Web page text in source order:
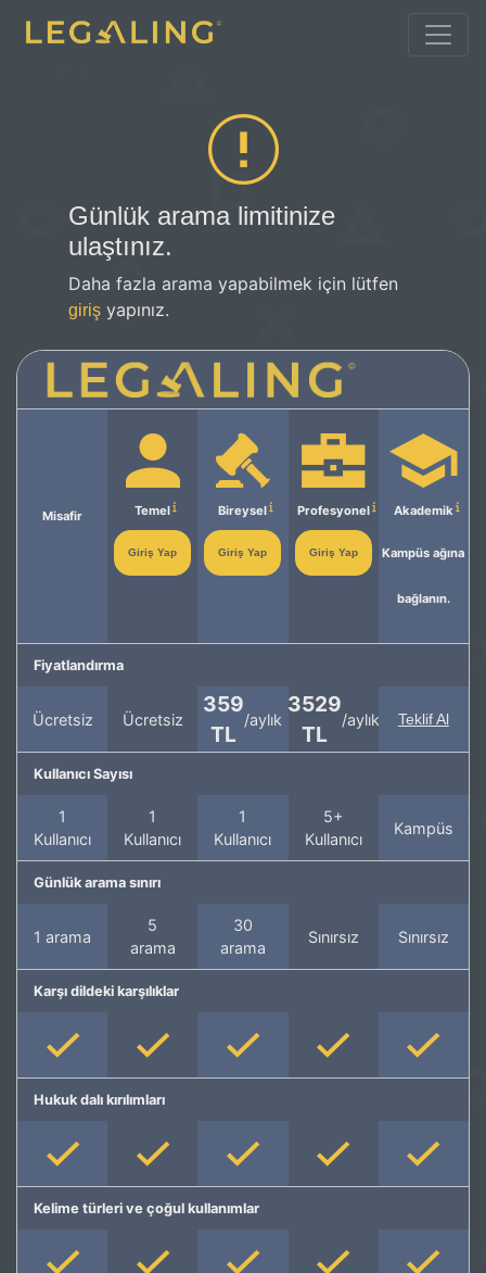
Günlük arama limitinize
ulaştınız.
Daha fazla arama yapabilmek için lütfen
giriş yapınız.
Misafir Temel
Giriş Yap
Bireysel
Giriş Yap
Profesyonel
Giriş Yap
Akademik
Kampüs ağına
bağlanın.
Fiyatlandırma
Ücretsiz Ücretsiz
359
TL
/aylık
3529
TL
/aylık Teklif Al
Kullanıcı Sayısı
1
Kullanıcı
1
Kullanıcı
1
Kullanıcı
5+
Kullanıcı
Kampüs
Günlük arama sınırı
1 arama
5
arama
30
arama
Sınırsız Sınırsız
Karşı dildeki karşılıklar
Hukuk dalı kırılımları
Kelime türleri ve çoğul kullanımlar